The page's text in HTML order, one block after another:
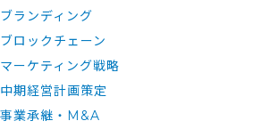
ブランディング
ブロックチェーン
マーケティング戦略
中期経営計画策定
事業承継・M&A